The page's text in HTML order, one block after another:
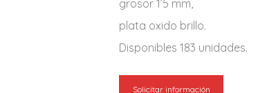
grosor 1’5 mm,
plata oxido brillo.
Disponibles 183 unidades.
Solicitar información